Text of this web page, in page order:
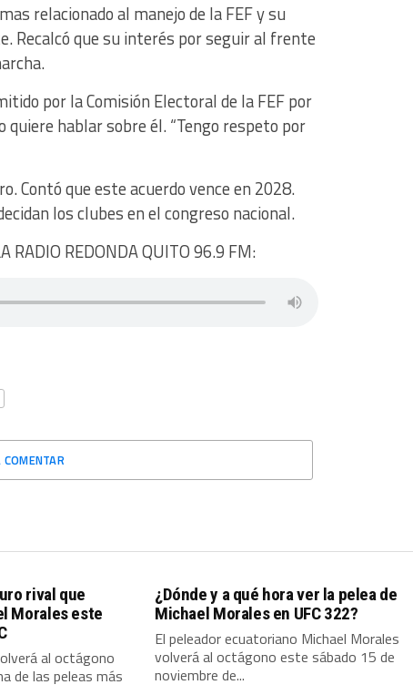
relacionado al manejo de la FEF y su
Recalcó que su interés por seguir al frente
por la Comisión Electoral de la FEF por
quiere hablar sobre él. “Tengo respeto por
Contó que este acuerdo vence en 2028.
los clubes en el congreso nacional.
RADIO REDONDA QUITO 96.9 FM:
COMENTAR
rival que
Morales este
al octágono
de las peleas más
¿Dónde y a qué hora ver la pelea de
Michael Morales en UFC 322?
El peleador ecuatoriano Michael Morales
volverá al octágono este sábado 15 de
noviembre de...